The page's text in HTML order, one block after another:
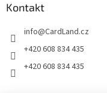
Kontakt
info@CardLand.cz
+420 608 834 435
+420 608 834 435